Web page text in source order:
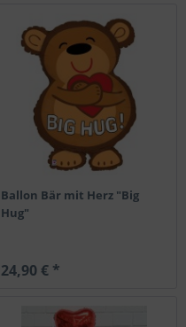
Ballon Bär mit Herz "Big
Hug"
24,90 € *